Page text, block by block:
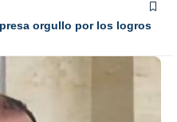
orgullo por los logros